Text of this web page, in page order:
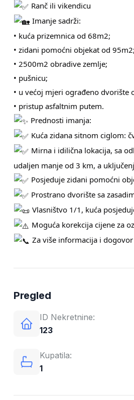
Ranč ili vikendicu
Imanje sadrži:
• kuća prizemnica od 68m2;
• zidani pomoćni objekat od 95m2;
• 2500m2 obradive zemlje;
• pušnicu;
• u većoj mjeri ograđeno dvorište
• pristup asfaltnim putem.
Prednosti imanja:
Kuća zidana sitnom ciglom:
Mirna i idilična lokacija, sa
udaljen manje od 3 km, a
Posjeduje zidani pomoćni
Prostrano dvorište sa
Vlasništvo 1/1, kuća
Moguća korekcija cijene za
Za više informacija i
Pregled
ID Nekretnine:
123
Kupatila:
1